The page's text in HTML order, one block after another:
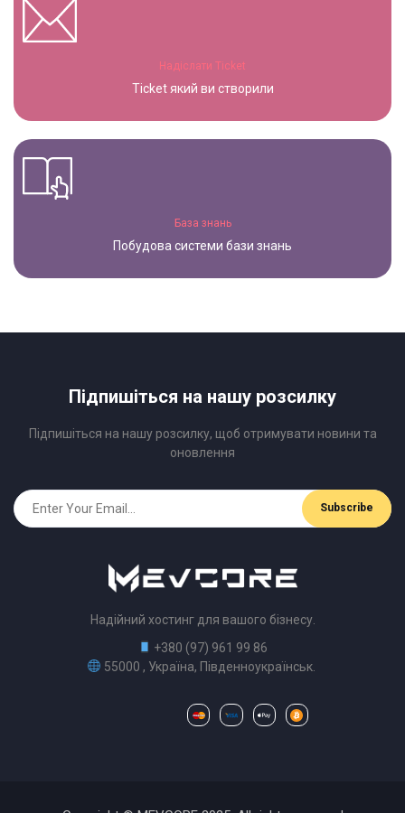
Надіслати Ticket
Ticket який ви створили
База знань
Побудова системи бази знань
Підпишіться на нашу розсилку
Підпишіться на нашу розсилку, щоб отримувати новини та
оновлення
Надійний хостинг для вашого бізнесу.
+380 (97) 961 99 86
55000 , Україна, Південноукраїнськ.